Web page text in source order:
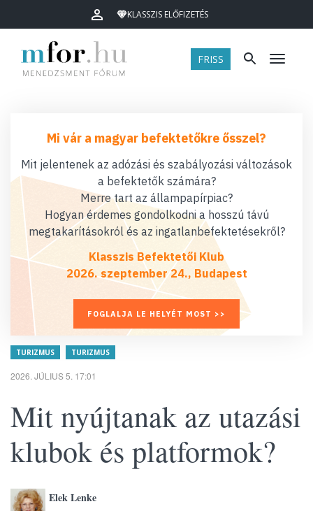
KLASSZIS ELŐFIZETÉS
FRISS Menü
Mi vár a magyar befektetőkre ősszel?
Mit jelentenek az adózási és szabályozási változások
a befektetők számára?
Merre tart az állampapírpiac?
Hogyan érdemes gondolkodni a hosszú távú
megtakarításokról és az ingatlanbefektetésekről?
Klasszis Befektetői Klub
2026. szeptember 24., Budapest
FOGLALJA LE HELYÉT MOST >>
TURIZMUS TURIZMUS
2026. JÚLIUS 5. 17:01
Mit nyújtanak az utazási
klubok és platformok?
Elek Lenke